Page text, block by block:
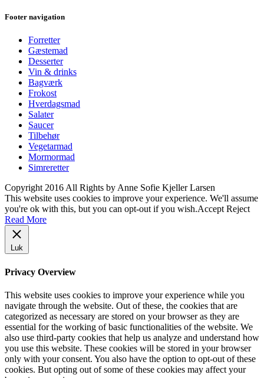
Footer navigation
Forretter
Gæstemad
Desserter
Vin & drinks
Bagværk
Frokost
Hverdagsmad
Salater
Saucer
Tilbehør
Vegetarmad
Mormormad
Simreretter
Copyright 2016 All Rights by Anne Sofie Kjeller Larsen
This website uses cookies to improve your experience. We'll assume
you're ok with this, but you can opt-out if you wish.Accept Reject
Read More
Luk
Privacy Overview
This website uses cookies to improve your experience while you
navigate through the website. Out of these, the cookies that are
categorized as necessary are stored on your browser as they are
essential for the working of basic functionalities of the website. We
also use third-party cookies that help us analyze and understand how
you use this website. These cookies will be stored in your browser
only with your consent. You also have the option to opt-out of these
cookies. But opting out of some of these cookies may affect your